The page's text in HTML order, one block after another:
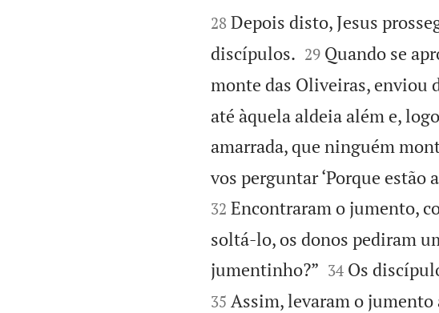


28 Depois disto, Jesus
discípulos.
29 Quando se
monte das Oliveiras, enviou
até àquela aldeia além e,
amarrada, que ninguém
vos perguntar ‘Porque estão
32 Encontraram o jumento,
soltá-lo, os donos pediram
jumentinho?”
34 Os
35 Assim, levaram o jumento